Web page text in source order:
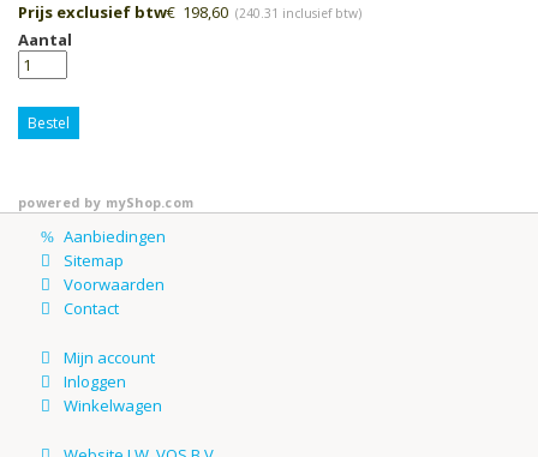
Prijs exclusief btw€ 198,60 (240.31 inclusief btw)
Aantal
Bestel
powered by myShop.com